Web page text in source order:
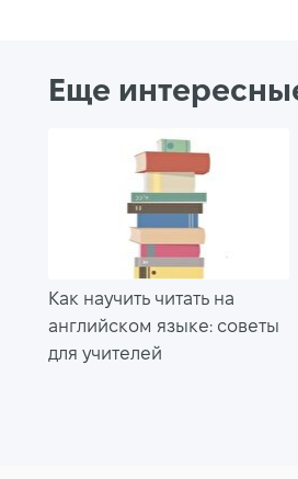
Еще
Как научить читать на
английском языке: cоветы
для учителей